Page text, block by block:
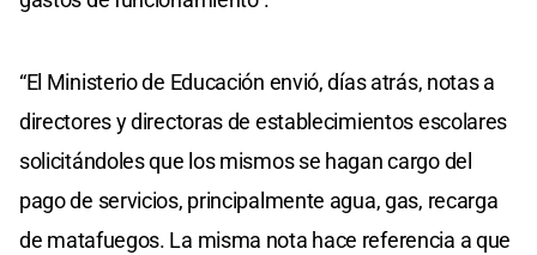
“El Ministerio de Educación envió, días atrás, notas a
directores y directoras de establecimientos escolares
solicitándoles que los mismos se hagan cargo del
pago de servicios, principalmente agua, gas, recarga
de matafuegos. La misma nota hace referencia a que